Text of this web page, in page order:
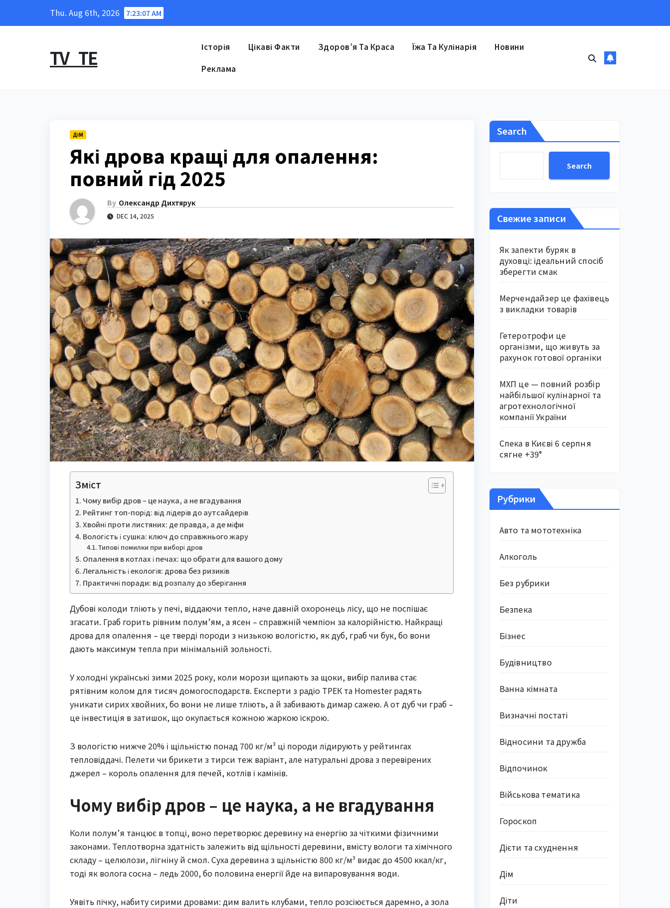
Thu. Aug 6th, 2026 7:23:08 AM
TV_TE Історія Цікаві Факти Здоров’я Та Краса Їжа Та Кулінарія Новини
Реклама
ДІМ
Які дрова кращі для опалення:
повний гід 2025
By Олександр Дихтярук
DEC 14, 2025
Зміст
Чому вибір дров – це наука, а не вгадування
Рейтинг топ-порід: від лідерів до аутсайдерів
Хвойні проти листяних: де правда, а де міфи
Вологість і сушка: ключ до справжнього жару
Типові помилки при виборі дров
Опалення в котлах і печах: що обрати для вашого дому
Легальність і екологія: дрова без ризиків
Практичні поради: від розпалу до зберігання
Дубові колоди тліють у печі, віддаючи тепло, наче давній охоронець лісу, що не поспішає
згасати. Граб горить рівним полум’ям, а ясен – справжній чемпіон за калорійністю. Найкращі
дрова для опалення – це тверді породи з низькою вологістю, як дуб, граб чи бук, бо вони
дають максимум тепла при мінімальній зольності.
У холодні українські зими 2025 року, коли морози щипають за щоки, вибір палива стає
рятівним колом для тисяч домогосподарств. Експерти з радіо ТРЕК та Homester радять
уникати сирих хвойних, бо вони не лише тліють, а й забивають димар сажею. А от дуб чи граб –
це інвестиція в затишок, що окупається кожною жаркою іскрою.
З вологістю нижче 20% і щільністю понад 700 кг/м³ ці породи лідирують у рейтингах
тепловіддачі. Пелети чи брикети з тирси теж варіант, але натуральні дрова з перевірених
джерел – король опалення для печей, котлів і камінів.
Чому вибір дров – це наука, а не вгадування
Коли полум’я танцює в топці, воно перетворює деревину на енергію за чіткими фізичними
законами. Теплотворна здатність залежить від щільності деревини, вмісту вологи та хімічного
складу – целюлози, лігніну й смол. Суха деревина з щільністю 800 кг/м³ видає до 4500 ккал/кг,
тоді як волога сосна – ледь 2000, бо половина енергії йде на випаровування води.
Уявіть пічку, набиту сирими дровами: дим валить клубами, тепло розсіюється даремно, а зола
Search
Search
Свежие записи
Як запекти буряк в
духовці: ідеальний спосіб
зберегти смак
Мерчендайзер це фахівець
з викладки товарів
Гетеротрофи це
організми, що живуть за
рахунок готової органіки
МХП це — повний розбір
найбільшої кулінарної та
агротехнологічної
компанії України
Спека в Києві 6 серпня
сягне +39°
Рубрики
Авто та мототехніка
Алкоголь
Без рубрики
Безпека
Бізнес
Будівництво
Ванна кімната
Визначні постаті
Відносини та дружба
Відпочинок
Військова тематика
Гороскоп
Дієти та схуднення
Дім
Діти